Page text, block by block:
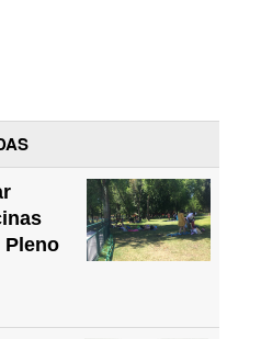
Pleno